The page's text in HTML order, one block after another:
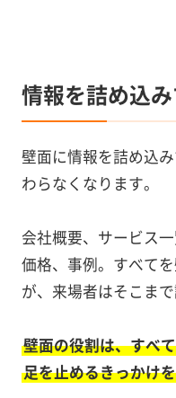
情報を詰め込
壁面に情報を詰め込
わらなくなります。
会社概要、サービス
価格、事例。すべて
が、来場者はそこまで
壁面の役割は、すべ
足を止めるきっかけ